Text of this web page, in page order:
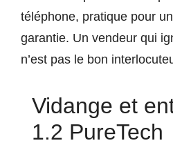
téléphone, pratique pour
garantie. Un vendeur qui
n’est pas le bon
Vidange et
1.2 PureTech